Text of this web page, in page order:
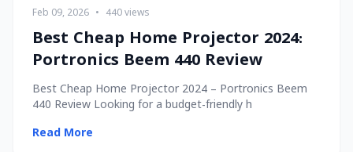
Feb 09, 2026 • 440 views
Best Cheap Home Projector 2024:
Portronics Beem 440 Review
Best Cheap Home Projector 2024 – Portronics Beem
440 Review Looking for a budget-friendly h
Read More